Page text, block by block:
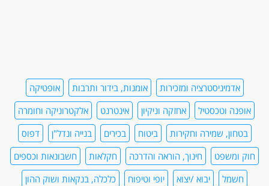
אדמיניסטרציה ומזכירות אומנות, בידור ותרבות
אופטיקה
אופנה וטכסטיל
אחזקה וניקיון אינטרנט
אלקטרוניקה וחומרה
בטחון, שמירה וחקירות
ביטוח בכירים בנייה ונדל"ן
דפוס
חוק ומשפט
חינוך, הוראה והדרכה חקלאות
חשבונאות וכספים
חשמל
יבוא /יצוא יופי וטיפוח
כלכלה, בנקאות ושוק ההון